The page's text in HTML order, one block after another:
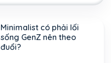
Minimalist có phải lối
sống GenZ nên theo
đuổi?